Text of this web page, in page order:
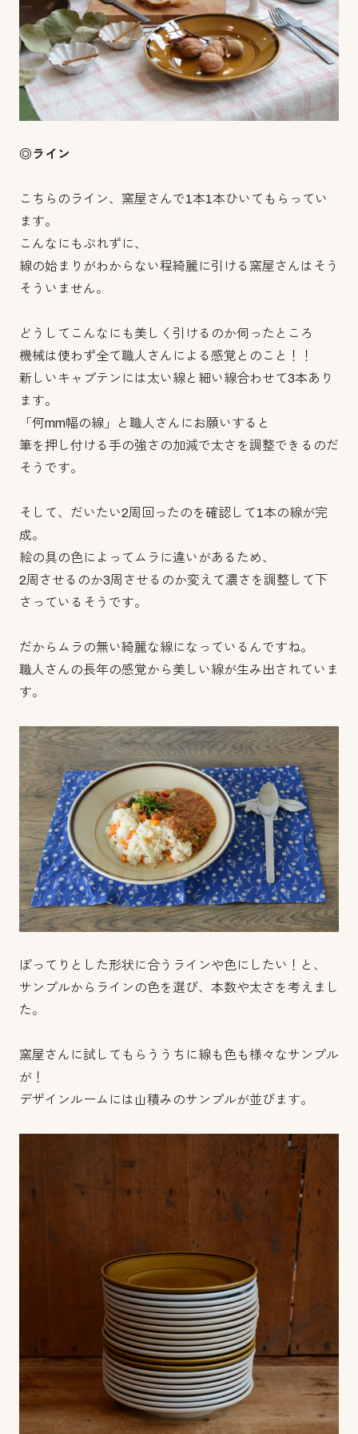
◎ライン
こちらのライン、窯屋さんで1本1本ひいてもらってい
ます。
こんなにもぶれずに、
線の始まりがわからない程綺麗に引ける窯屋さんはそう
そういません。
どうしてこんなにも美しく引けるのか伺ったところ
機械は使わず全て職人さんによる感覚とのこと！！
新しいキャプテンには太い線と細い線合わせて3本あり
ます。
「何mm幅の線」と職人さんにお願いすると
筆を押し付ける手の強さの加減で太さを調整できるのだ
そうです。
そして、だいたい2周回ったのを確認して1本の線が完
成。
絵の具の色によってムラに違いがあるため、
2周させるのか3周させるのか変えて濃さを調整して下
さっているそうです。
だからムラの無い綺麗な線になっているんですね。
職人さんの長年の感覚から美しい線が生み出されていま
す。
ぽってりとした形状に合うラインや色にしたい！と、
サンプルからラインの色を選び、本数や太さを考えまし
た。
窯屋さんに試してもらううちに線も色も様々なサンプル
が！
デザインルームには山積みのサンプルが並びます。